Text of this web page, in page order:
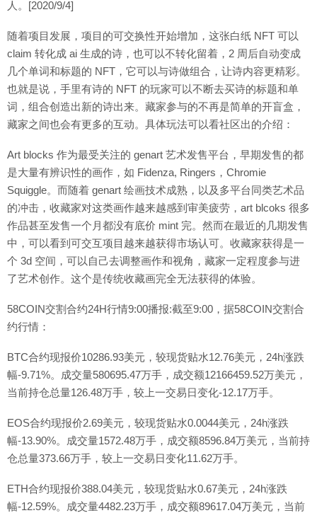
人。[2020/9/4]
随着项目发展，项目的可交换性开始增加，这张白纸 NFT 可以
claim 转化成 ai 生成的诗，也可以不转化留着，2 周后自动变成
几个单词和标题的 NFT，它可以与诗做组合，让诗内容更精彩。
也就是说，手里有诗的 NFT 的玩家可以不断去买诗的标题和单
词，组合创造出新的诗出来。藏家参与的不再是简单的开盲盒，
藏家之间也会有更多的互动。具体玩法可以看社区出的介绍：
Art blocks 作为最受关注的 genart 艺术发售平台，早期发售的都
是大量有辨识性的画作，如 Fidenza, Ringers，Chromie
Squiggle。而随着 genart 绘画技术成熟，以及多平台同类艺术品
的冲击，收藏家对这类画作越来越感到审美疲劳，art blcoks 很多
作品甚至发售一个月都没有底价 mint 完。然而在最近的几期发售
中，可以看到可交互项目越来越获得市场认可。收藏家获得是一
个 3d 空间，可以自己去调整画作和视角，藏家一定程度参与进
了艺术创作。这个是传统收藏画完全无法获得的体验。
58COIN交割合约24H行情9:00播报:截至9:00，据58COIN交割合
约行情：
BTC合约现报价10286.93美元，较现货贴水12.76美元，24h涨跌
幅-9.71%。成交量580695.47万手，成交额12166459.52万美元，
当前持仓总量126.48万手，较上一交易日变化-12.17万手。
EOS合约现报价2.69美元，较现货贴水0.0044美元，24h涨跌
幅-13.90%。成交量1572.48万手，成交额8596.84万美元，当前持
仓总量373.66万手，较上一交易日变化11.62万手。
ETH合约现报价388.04美元，较现货贴水0.67美元，24h涨跌
幅-12.59%。成交量4482.23万手，成交额89617.04万美元，当前